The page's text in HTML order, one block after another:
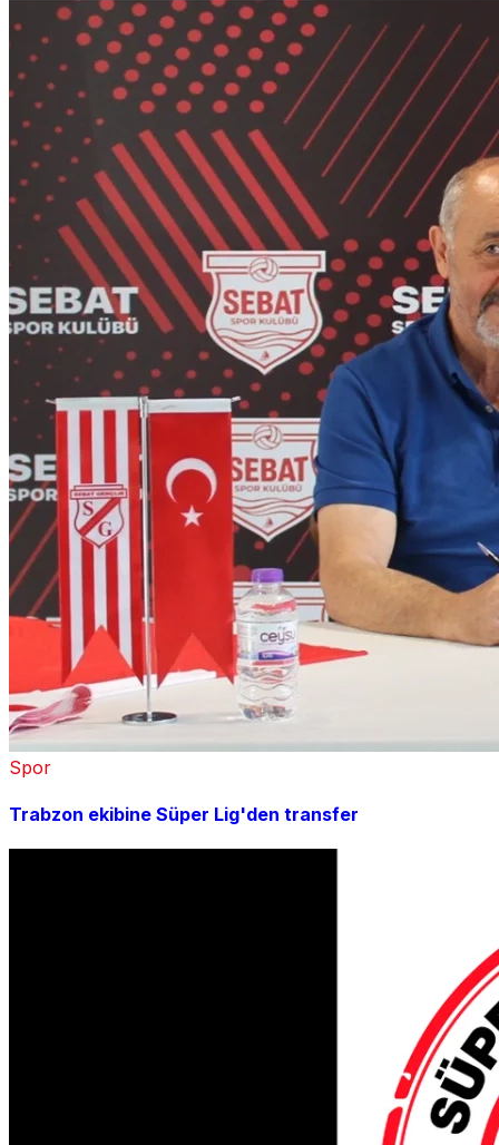
Spor
Trabzon ekibine Süper Lig'den transfer